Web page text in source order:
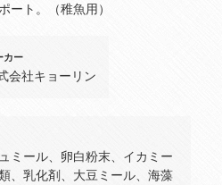
ート。（稚魚用）
カー
会社キョーリン
ミール、卵白粉末、イカミー
、乳化剤、大豆ミール、海藻